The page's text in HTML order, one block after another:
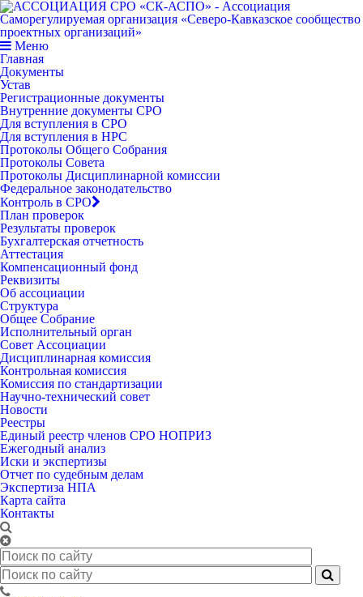
Меню
Главная
Документы
Устав
Регистрационные документы
Внутренние документы СРО
Для вступления в СРО
Для вступления в НРС
Протоколы Общего Собрания
Протоколы Совета
Протоколы Дисциплинарной комиссии
Федеральное законодательство
Контроль в СРО
План проверок
Результаты проверок
Бухгалтерская отчетность
Аттестация
Компенсационный фонд
Реквизиты
Об ассоциации
Структура
Общее Собрание
Исполнительный орган
Совет Ассоциации
Дисциплинарная комиссия
Контрольная комиссия
Комиссия по стандартизации
Научно-технический совет
Новости
Реестры
Единый реестр членов СРО НОПРИЗ
Ежегодный анализ
Иски и экспертизы
Отчет по судебным делам
Экспертиза НПА
Карта сайта
Контакты